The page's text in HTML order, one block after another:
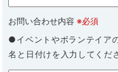
お問い合わせ内容※必須
●イベントやボランテイア
名と日付けを入力してくだ